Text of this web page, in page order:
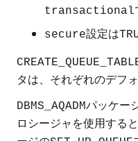
transactional
secure設定は
タは、それぞれのデフ
DBMS_AQADMパッケー
ロシージャを使用すると